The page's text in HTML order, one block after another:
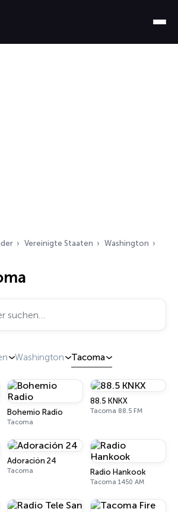
Vereinigte Staaten
Washington
Washington Tacoma
Bohemio Radio
Tacoma
88.5 KNKX
Tacoma 88.5 FM
Adoración 24
Tacoma Radio Hankook
Tacoma 1450 AM